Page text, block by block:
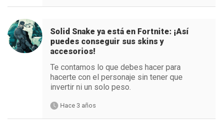
Solid Snake ya está en Fortnite: ¡Así
puedes conseguir sus skins y
accesorios!
Te contamos lo que debes hacer para
hacerte con el personaje sin tener que
invertir ni un solo peso.
Hace 3 años